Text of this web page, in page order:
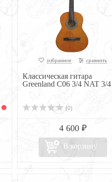
избранное сравнить
Классическая гитара
Greenland C06 3/4 NAT 3/4
(0)
4 600 ₽
В корзину